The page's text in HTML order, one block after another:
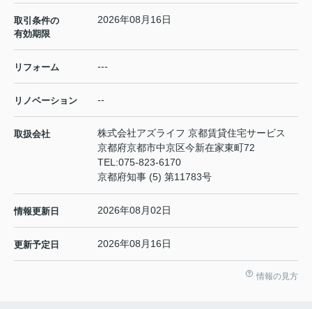
取引条件の
有効期限
2026年08月16日
リフォーム ---
リノベーション --
取扱会社
株式会社アズライフ 京都賃貸住宅サービス
京都府京都市中京区今新在家東町72
TEL:075-823-6170
京都府知事 (5) 第11783号
情報更新日 2026年08月02日
更新予定日 2026年08月16日
情報の見方